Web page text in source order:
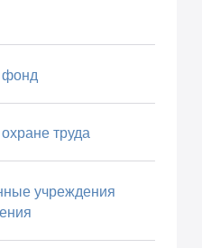
фонд
труда
учреждения